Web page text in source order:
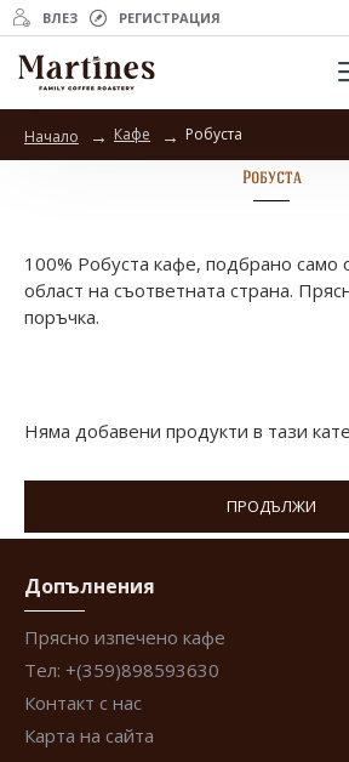
ВЛЕЗ РЕГИСТРАЦИЯ
Начало Кафе Робуста
Робуста
100% Робуста кафе, подбрано само
област на съответната страна.
поръчка.
Няма добавени продукти в тази
ПРОДЪЛЖИ
Допълнения
Прясно изпечено кафе
Тел: +(359)898593630
Контакт с нас
Карта на сайта